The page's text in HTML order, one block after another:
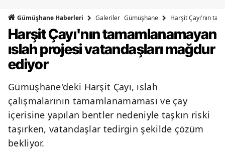
Bingöl
Bitlis
Burdur
Bursa
Çanakkale
Gümüşhane Haberleri Galeriler Gümüşhane Harşit Çayı'nın
Harşit Çayı'nın tamamlanamayan
ıslah projesi vatandaşları mağdur
ediyor
Gümüşhane'deki Harşit Çayı, ıslah
çalışmalarının tamamlanamaması ve çay
içerisine yapılan bentler nedeniyle taşkın riski
taşırken, vatandaşlar tedirgin şekilde çözüm
bekliyor.